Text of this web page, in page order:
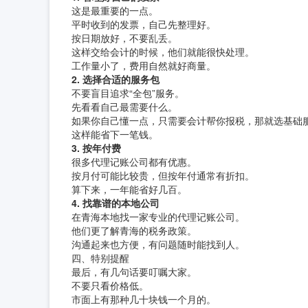
这是最重要的一点。
平时收到的发票，自己先整理好。
按日期放好，不要乱丢。
这样交给会计的时候，他们就能很快处理。
工作量小了，费用自然就好商量。
2. 选择合适的服务包
不要盲目追求“全包”服务。
先看看自己最需要什么。
如果你自己懂一点，只需要会计帮你报税，那就选基础
这样能省下一笔钱。
3. 按年付费
很多代理记账公司都有优惠。
按月付可能比较贵，但按年付通常有折扣。
算下来，一年能省好几百。
4. 找靠谱的本地公司
在青海本地找一家专业的代理记账公司。
他们更了解青海的税务政策。
沟通起来也方便，有问题随时能找到人。
四、特别提醒
最后，有几句话要叮嘱大家。
不要只看价格低。
市面上有那种几十块钱一个月的。